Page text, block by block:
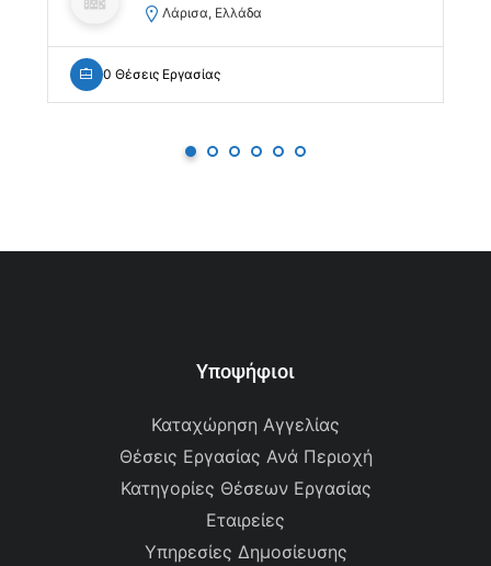
Λάρισα, Ελλάδα
0 Θέσεις Εργασίας
Υποψήφιοι
Καταχώρηση Αγγελίας
Θέσεις Εργασίας Ανά Περιοχή
Κατηγορίες Θέσεων Εργασίας
Εταιρείες
Υπηρεσίες Δημοσίευσης